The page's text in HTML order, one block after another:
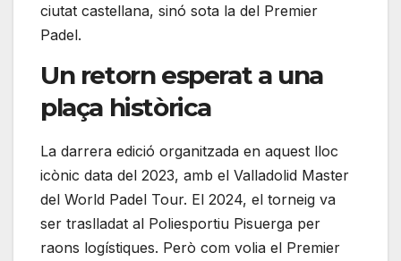
ciutat castellana, sinó sota la del Premier
Padel.
Un retorn esperat a una
plaça històrica
La darrera edició organitzada en aquest lloc
icònic data del 2023, amb el Valladolid Master
del World Padel Tour. El 2024, el torneig va
ser traslladat al Poliesportiu Pisuerga per
raons logístiques. Però com volia el Premier